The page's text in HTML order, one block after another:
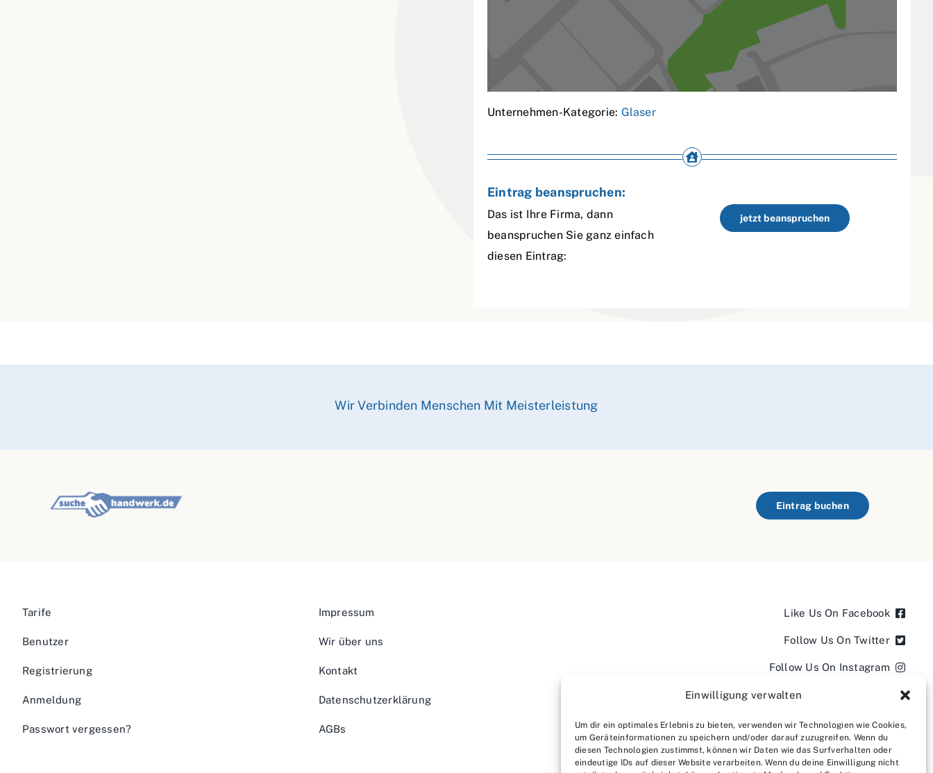
Einwilligung verwalten
Um dir ein optimales Erlebnis zu bieten, verwenden wir Technologien wie Cookies,
um Geräteinformationen zu speichern und/oder darauf zuzugreifen. Wenn du
diesen Technologien zustimmst, können wir Daten wie das Surfverhalten oder
eindeutige IDs auf dieser Website verarbeiten. Wenn du deine Einwilligung nicht
Unternehmen-Kategorie: Glaser
Eintrag beanspruchen:
Das ist Ihre Firma, dann
beanspruchen Sie ganz einfach
diesen Eintrag:
jetzt beanspruchen
Wir Verbinden Menschen Mit Meisterleistung
Eintrag buchen
Tarife
Benutzer
Registrierung
Anmeldung
Passwort vergessen?
Impressum
Wir über uns
Kontakt
Datenschutzerklärung
AGBs
Like Us On Facebook
Follow Us On Twitter
Follow Us On Instagram
Follow Us On LinkedIn
Follow us on YouTube
Follow us on Pinterest